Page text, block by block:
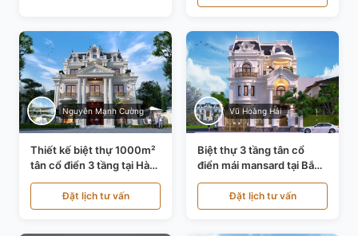
Nguyễn Mạnh Cường
Thiết kế biệt thự 1000m²
tân cổ điển 3 tầng tại Hà
Nội KT21010
Đặt lịch tư vấn
Vũ Hoàng Hải
Biệt thự 3 tầng tân cổ
điển mái mansard tại Bắc
Ninh KT21198
Đặt lịch tư vấn